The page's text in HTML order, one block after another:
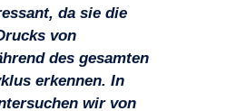
da sie die
von
des gesamten
erkennen. In
wir von